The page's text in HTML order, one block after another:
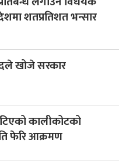
शतप्रतिशत भन्सार
खोजे सरकार
कालीकोटको
फेरि आक्रमण